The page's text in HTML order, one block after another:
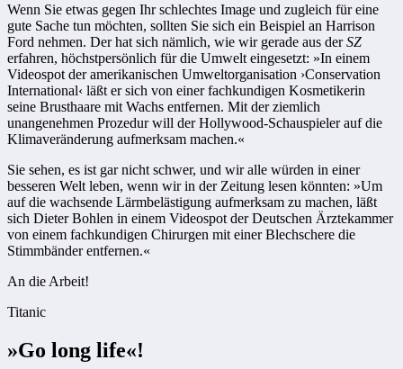
Wenn Sie etwas gegen Ihr schlechtes Image und zugleich für eine
gute Sache tun möchten, sollten Sie sich ein Beispiel an Harrison
Ford nehmen. Der hat sich nämlich, wie wir gerade aus derSZ
erfahren, höchstpersönlich für die Umwelt eingesetzt: »In einem
Videospot der amerikanischen Umweltorganisation ›Conservation
International‹ läßt er sich von einer fachkundigen Kosmetikerin
seine Brusthaare mit Wachs entfernen. Mit der ziemlich
unangenehmen Prozedur will der Hollywood-Schauspieler auf die
Klimaveränderung aufmerksam machen.«
Sie sehen, es ist gar nicht schwer, und wir alle würden in einer
besseren Welt leben, wenn wir in der Zeitung lesen könnten: »Um
auf die wachsende Lärmbelästigung aufmerksam zu machen, läßt
sich Dieter Bohlen in einem Videospot der Deutschen Ärzte­kammer
von einem fachkundigen Chirurgen mit einer Blechschere die
Stimmbänder entfernen.«
An die Arbeit!
Titanic
»Go long life«!